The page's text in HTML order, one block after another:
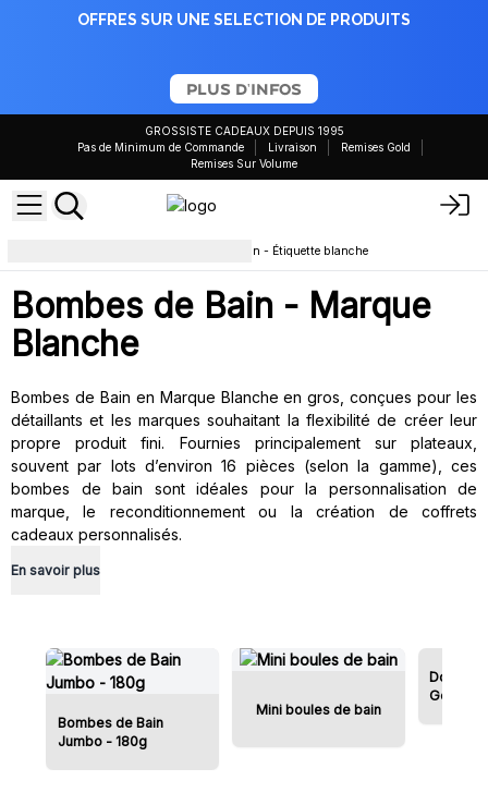
OFFRES SUR UNE SELECTION DE PRODUITS
PLUS D'INFOS
GROSSISTE CADEAUX DEPUIS 1995
Pas de Minimum de Commande
Livraison
Remises Gold
Remises Sur Volume
Bombes de bain - Étiquette blanche
Bombes de Bain - Marque
Blanche
Bombes de Bain en Marque Blanche en gros, conçues pour les
détaillants et les marques souhaitant la flexibilité de créer leur
propre produit fini. Fournies principalement sur plateaux,
souvent par lots d’environ 16 pièces (selon la gamme), ces
bombes de bain sont idéales pour la personnalisation de
marque, le reconditionnement ou la création de coffrets
cadeaux personnalisés.
En savoir plus
Bombes de Bain
Jumbo - 180g
Mini boules de bain
Donut's